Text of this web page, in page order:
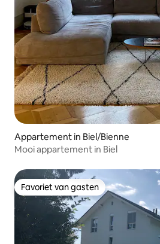
Appartement in Biel/Bienne
Mooi appartement in Biel
Favoriet van gasten
Favoriet van gasten